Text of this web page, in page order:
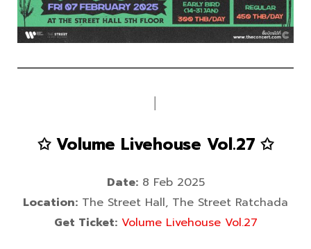
✩ Volume Livehouse Vol.27 ✩
Date:8 Feb 2025
Location: The Street Hall, The Street Ratchada
Get Ticket: Volume Livehouse Vol.27